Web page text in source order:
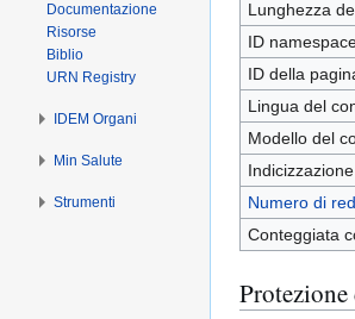
Lunghezza
ID
ID della
Lingua del
Modello del
Numero di
Conteggiata
Documentazione
Risorse
Biblio
URN Registry
IDEM Organi
Min Salute
Strumenti